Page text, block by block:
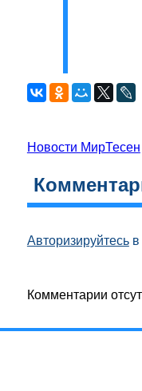
Новости МирТесен
Авторизируйтесьв
Комментарии